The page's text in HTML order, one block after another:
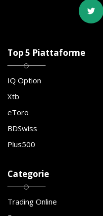
Top 5 Piattaforme
IQ Option
Xtb
eToro
BDSwiss
Plus500
Categorie
Trading Online